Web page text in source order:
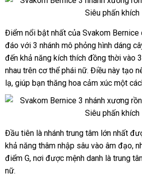
massage
điểm
G
cao
cấp
Svakom
Bernice
dương
vật
giả
3
nhánh
điểm
G
cao
cấp
Điểm nổi bật nhất tổng
hợp
của Svakom
đáo Đức
với 3 nhánh mô phỏng hình dáng
đến khả năng kích thích đồng thời vào
nhau trên cơ thể phái nữshowroom
. Điều này tạo
lạxưởng
, giúp bạn thăng hoa cảm xúc một
Svakom
Bernice
dương
vật
Đầu tiên là nhánh trung tâm lớn nhất rẻ
khả năng thâm nhập sâu vào âm đạo,
điểm Gđấu
, nơi Đài
được mệnh danh là trung
nữ.